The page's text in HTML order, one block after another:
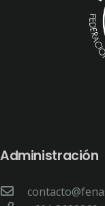
Administración